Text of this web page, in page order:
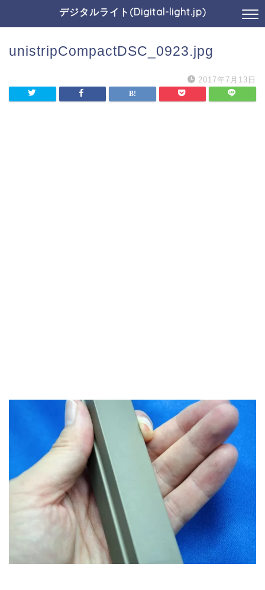
デジタルライト(Digital-light.jp)
unistripCompactDSC_0923.jpg
2017年7月13日